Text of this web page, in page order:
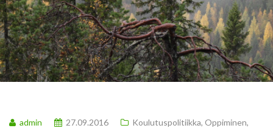
admin 27.09.2016 Koulutuspolitiikka, Oppiminen,